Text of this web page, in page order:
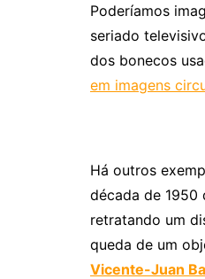
Poderíamos
seriado
dos bonecos
em imagens
Há outros
década de 1950
retratando um
queda de um
Vicente-Juan